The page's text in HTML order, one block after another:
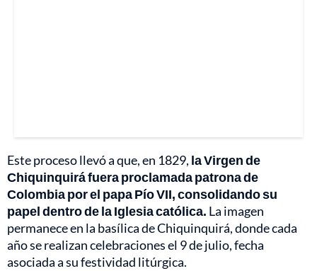
Este proceso llevó a que, en 1829, la Virgen de
Chiquinquirá fuera proclamada patrona de
Colombia por el papa Pío VII, consolidando su
papel dentro de la Iglesia católica. La imagen
permanece en la basílica de Chiquinquirá, donde cada
año se realizan celebraciones el 9 de julio, fecha
asociada a su festividad litúrgica.